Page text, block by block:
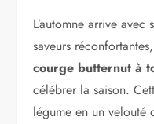
L’automne arrive avec
saveurs
courge butternut à
célébrer la saison.
légume en un velouté